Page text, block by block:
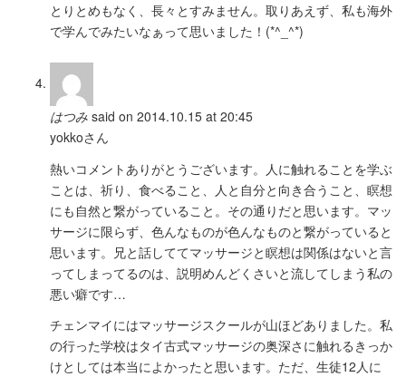
とりとめもなく、長々とすみません。取りあえず、私も海外
で学んでみたいなぁって思いました！(*^_^*)
はつみ said on 2014.10.15 at 20:45
yokkoさん
熱いコメントありがとうございます。人に触れることを学ぶ
ことは、祈り、食べること、人と自分と向き合うこと、瞑想
にも自然と繋がっていること。その通りだと思います。マッ
サージに限らず、色んなものが色んなものと繋がっていると
思います。兄と話しててマッサージと瞑想は関係はないと言
ってしまってるのは、説明めんどくさいと流してしまう私の
悪い癖です…
チェンマイにはマッサージスクールが山ほどありました。私
の行った学校はタイ古式マッサージの奥深さに触れるきっか
けとしては本当によかったと思います。ただ、生徒12人に